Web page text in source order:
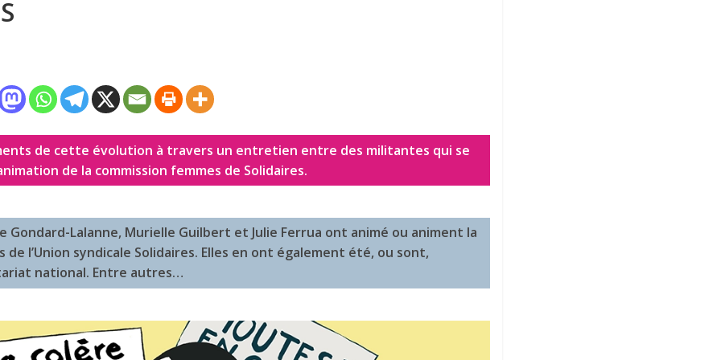
de cette évolution à travers un entretien entre des militantes qui se
de la commission femmes de Solidaires.
Gondard-Lalanne, Murielle Guilbert et Julie Ferrua ont animé ou animent la
de l’Union syndicale Solidaires. Elles en ont également été, ou sont,
national. Entre autres…